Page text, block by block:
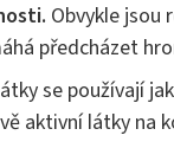
Obvykle jsou
předcházet
se používají
aktivní látky na